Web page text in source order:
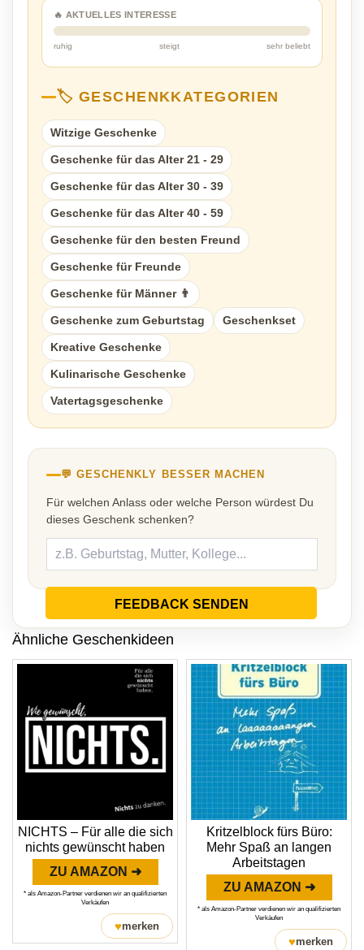
🔥 AKTUELLES INTERESSE
ruhig steigt sehr beliebt
🏷️ GESCHENKKATEGORIEN
Witzige Geschenke
Geschenke für das Alter 21 - 29
Geschenke für das Alter 30 - 39
Geschenke für das Alter 40 - 59
Geschenke für den besten Freund
Geschenke für Freunde
Geschenke für Männer 👨
Geschenke zum Geburtstag Geschenkset
Kreative Geschenke
Kulinarische Geschenke
Vatertagsgeschenke
💬 GESCHENKLY BESSER MACHEN
Für welchen Anlass oder welche Person würdest Du
dieses Geschenk schenken?
FEEDBACK SENDEN
Ähnliche Geschenkideen
NICHTS – Für alle die sich
nichts gewünscht haben
ZU AMAZON ➜
* als Amazon-Partner verdienen wir an qualifizierten
Verkäufen
♥merken
Kritzelblock fürs Büro:
Mehr Spaß an langen
Arbeitstagen
ZU AMAZON ➜
* als Amazon-Partner verdienen wir an qualifizierten
Verkäufen
♥merken